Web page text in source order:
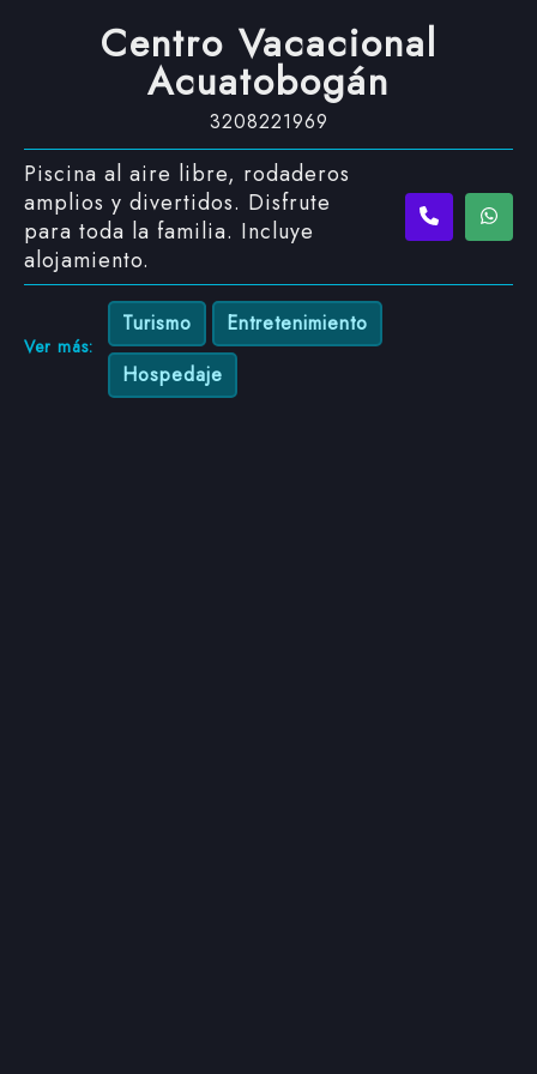
Centro Vacacional
Acuatobogán
3208221969
Piscina al aire libre, rodaderos
amplios y divertidos. Disfrute
para toda la familia. Incluye
alojamiento.
Ver más:
Turismo
Entretenimiento
Hospedaje